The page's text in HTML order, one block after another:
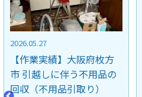
2026.05.23
【作業実績】大阪市淀川
区 引越しに伴う不用品の
回収（不用品引取り）